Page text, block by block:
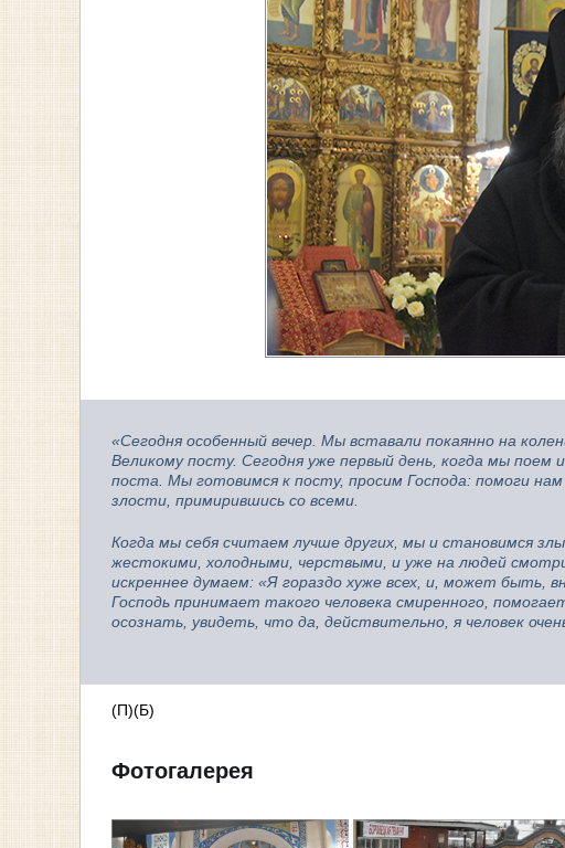
«Сегодня особенный вечер. Мы вставали покаянно на
Великому посту. Сегодня уже первый день, когда мы поем
поста. Мы готовимся к посту, просим Господа: помоги
злости, примирившись со всеми.
Когда мы себя считаем лучше других, мы и становимся
жестокими, холодными, черствыми, и уже на людей
искреннее думаем: «Я гораздо хуже всех, и, может быть,
Господь принимает такого человека смиренного,
осознать, увидеть, что да, действительно, я человек
(П)(Б)
Фотогалерея